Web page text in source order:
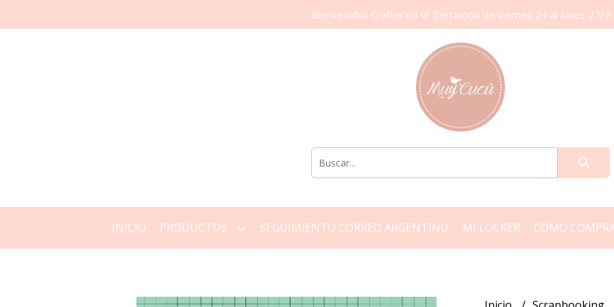
Bienvenidxs Crafterxs! 🩷 Cerramos de viernes 24 al lunes 27/7
INICIO PRODUCTOS SEGUIMIENTO CORREO ARGENTINO MI LOCKER COMO